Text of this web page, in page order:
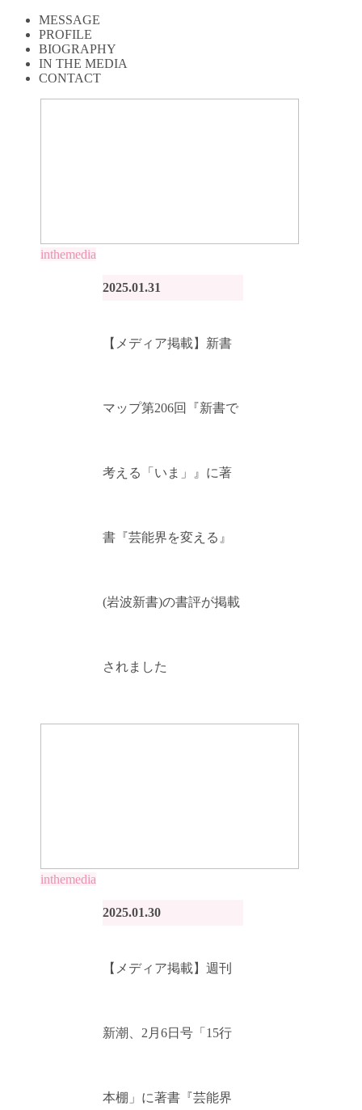
MESSAGE
PROFILE
BIOGRAPHY
IN THE MEDIA
CONTACT
inthemedia
【メディア掲載】新書
マップ第206回『新書で
考える「いま」』に著
書『芸能界を変える』
(岩波新書)の書評が掲載
されました
2025.01.31
inthemedia
【メディア掲載】週刊
新潮、2月6日号「15行
本棚」に著書『芸能界
2025.01.30